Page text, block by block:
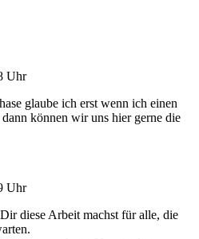
Uhr
glaube ich erst wenn ich einen
können wir uns hier gerne die
Uhr
diese Arbeit machst für alle, die